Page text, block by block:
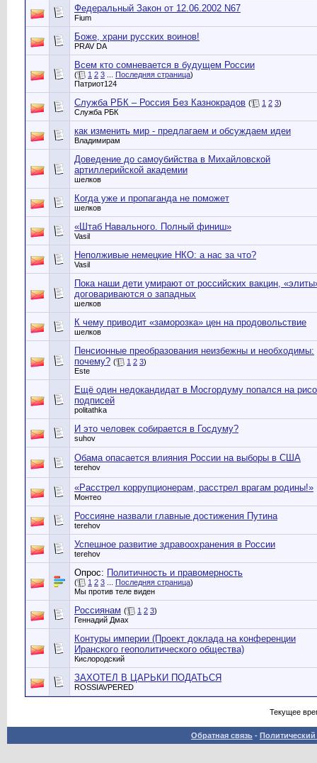
Федеральный Закон от 12.06.2002 N67
Fium
Боже, храни русских воинов!
PRAV DA
Всем кто сомневается в будущем России
( 1 2 3 Последняя страница)
Патриот124
Служба РБК – Россия Без Казнокрадов ( 1 2 3)
Служба РБК
как изменить мир - предлагаем и обсуждаем идеи
Владимирам
Доведение до самоубийства в Михайловской
артиллерийской академии
шелков
Когда уже и пропаганда не поможет
шелков
«Штаб Навального. Полный финиш»
Vasil
Неполживые немецкие НКО: а нас за что?
Vasil
Пока наши дети умирают от российских вакцин,
договариваются о западных
шелков
К чему приводит «заморозка» цен на продовольствие
шелков
Пенсионные преобразования неизбежны и необходимы:
почему? ( 1 2 3)
Este
Ещё один недокандидат в Мосгордуму попался на
подписей
politathka
И это человек собирается в Госдуму?
suhov
Обама опасается влияния России на выборы в США
terehov
«Расстрел коррупционерам, расстрел врагам родины!»
Монтео
Россияне назвали главные достижения Путина
terehov
Успешное развитие здравоохранения в России
terehov
Опрос: Политичность и правомерность
( 1 2 3 Последняя страница)
Мы против теле виден
Россиянам ( 1 2 3)
Геннадий Дмах
Контуры империи (Проект доклада на конференции
Иранского геополитического общества)
Кислородский
ЗАХОТЕЛ В ЦАРЬКИ ПОДАТЬСЯ
ROSSIAVPERED
Текущее
Обратная связь -